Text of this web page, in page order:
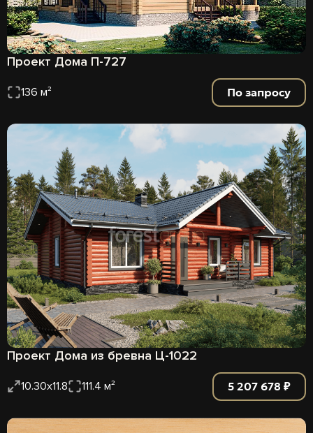
Проект Дома П-727
136 м² По запросу
Проект Дома из бревна Ц-1022
10.30x11.8 111.4 м² 5 207 678 ₽